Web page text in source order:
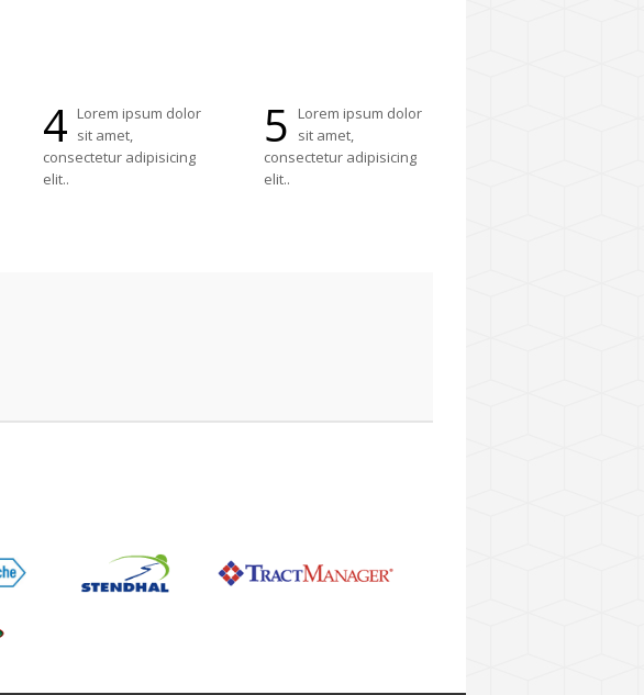
4 Lorem ipsum dolor
sit amet,
consectetur adipisicing
elit..
5
Lorem ipsum dolor
sit amet,
consectetur adipisicing
elit..